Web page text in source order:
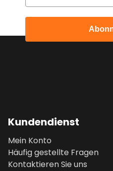
Kundendienst
Mein Konto
Häufig gestellte Fragen
Kontaktieren Sie uns